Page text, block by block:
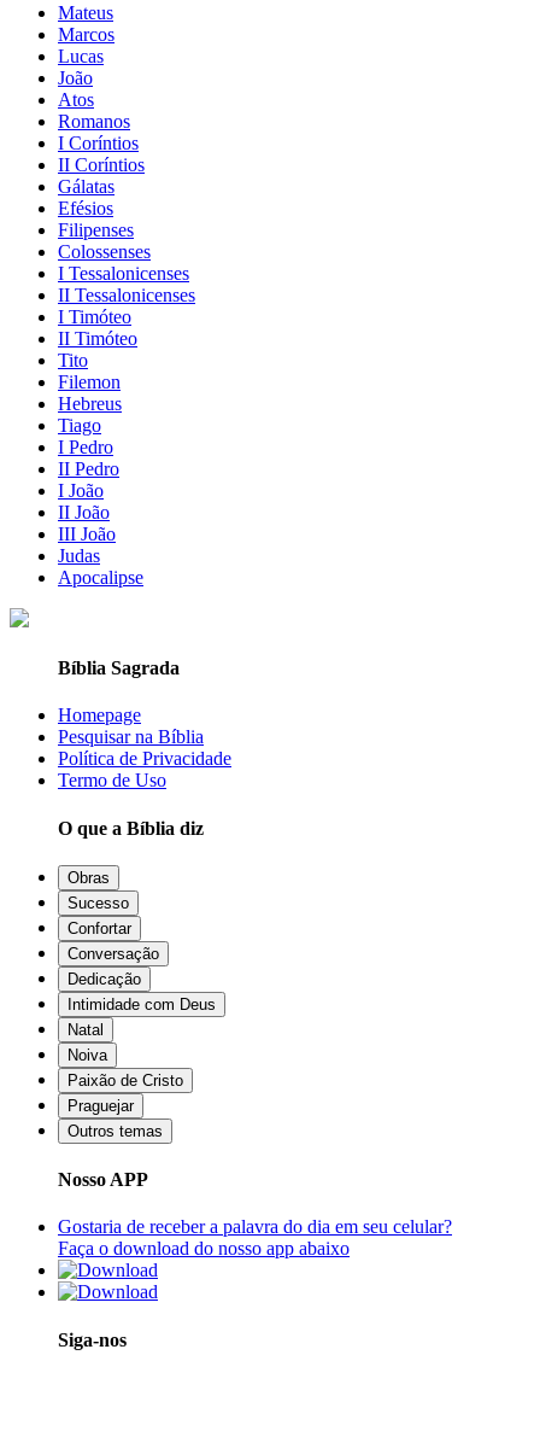
Mateus
Marcos
Lucas
João
Atos
Romanos
I Coríntios
II Coríntios
Gálatas
Efésios
Filipenses
Colossenses
I Tessalonicenses
II Tessalonicenses
I Timóteo
II Timóteo
Tito
Filemon
Hebreus
Tiago
I Pedro
II Pedro
I João
II João
III João
Judas
Apocalipse
Bíblia Sagrada
Homepage
Pesquisar na Bíblia
Política de Privacidade
Termo de Uso
O que a Bíblia diz
Obras
Sucesso
Confortar
Conversação
Dedicação
Intimidade com Deus
Natal
Noiva
Paixão de Cristo
Praguejar
Outros temas
Nosso APP
Gostaria de receber a palavra do dia em seu celular?
Faça o download do nosso app abaixo
Siga-nos